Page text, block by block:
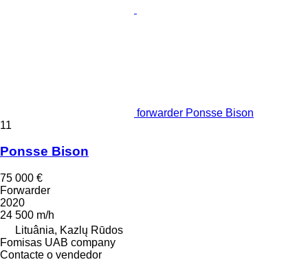
forwarder Ponsse Bison
11
Ponsse Bison
75 000 €
Forwarder
2020
24 500 m/h
Lituânia, Kazlų Rūdos
Fomisas UAB company
Contacte o vendedor